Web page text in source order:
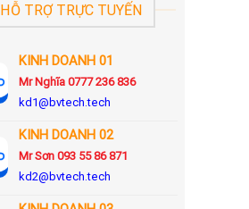
HỖ TRỢ TRỰC TUYẾN
KINH DOANH 01
Mr Nghĩa 0777 236 836
kd1@bvtech.tech
KINH DOANH 02
Mr Sơn093 55 86 871
kd2@bvtech.tech